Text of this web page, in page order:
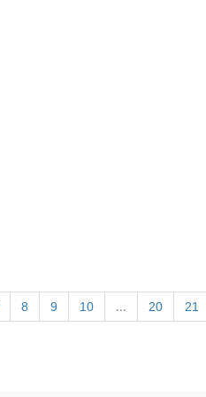
8 9 10 ... 20 21